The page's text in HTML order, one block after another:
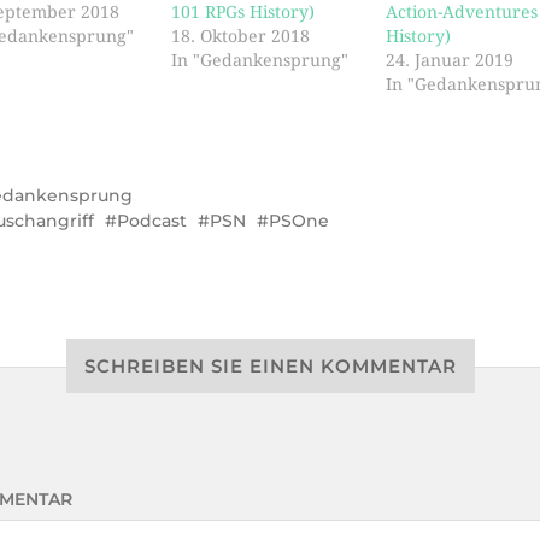
2018
101 RPGs History)
18. Oktober 2018
In "Gedankensprung"
Action-Adventures
History)
24. Januar 2019
In
Podcast PSN PSOne
SCHREIBEN SIE EINEN KOMMENTAR